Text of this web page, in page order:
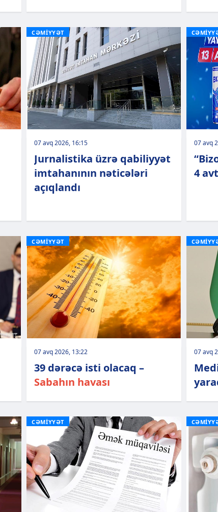
CƏMİYYƏT
07 avq 2026, 16:15
Jurnalistika üzrə qabiliyyət
imtahanının nəticələri
açıqlandı
07 avq
4
CƏMİYYƏT
07 avq 2026, 13:22
39 dərəcə isti olacaq –
Sabahın havası
07 avq
CƏMİYYƏT